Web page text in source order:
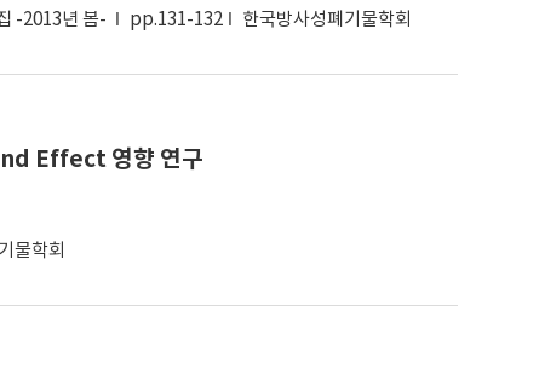
-2013년 봄- pp.131-132 한국방사성폐기물학회
Effect 영향 연구
물학회